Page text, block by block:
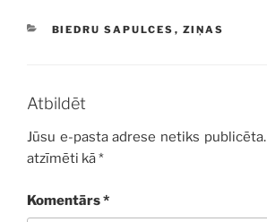
KATEGORIJAS
BIEDRU SAPULCES , ZIŅAS
Atbildēt
Jūsu e-pasta adrese netiks publicēta.
atzīmēti kā*
Komentārs*